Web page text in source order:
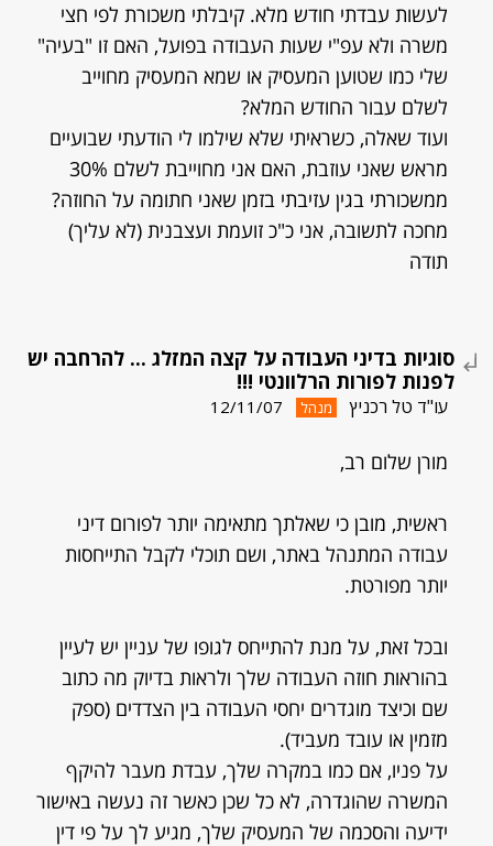
לעשות עבדתי חודש מלא. קיבלתי משכורת לפי חצי
משרה ולא עפ"י שעות העבודה בפועל, האם זו "בעיה"
שלי כמו שטוען המעסיק או שמא המעסיק מחוייב
לשלם עבור החודש המלא?
ועוד שאלה, כשראיתי שלא שילמו לי הודעתי שבועיים
מראש שאני עוזבת, האם אני מחוייבת לשלם 30%
ממשכורתי בגין עזיבתי בזמן שאני חתומה על החוזה?
מחכה לתשובה, אני כ"כ זועמת ועצבנית (לא עליך)
תודה
סוגיות בדיני העבודה על קצה המזלג ... להרחבה יש
לפנות לפורות הרלוונטי !!!
עו"ד טל רכניץ מנהל 12/11/07
מורן שלום רב,
ראשית, מובן כי שאלתך מתאימה יותר לפורום דיני
עבודה המתנהל באתר, ושם תוכלי לקבל התייחסות
יותר מפורטת.
ובכל זאת, על מנת להתייחס לגופו של עניין יש לעיין
בהוראות חוזה העבודה שלך ולראות בדיוק מה כתוב
שם וכיצד מוגדרים יחסי העבודה בין הצדדים (ספק
מזמין או עובד מעביד).
על פניו, אם כמו במקרה שלך, עבדת מעבר להיקף
המשרה שהוגדרה, לא כל שכן כאשר זה נעשה באישור
ידיעה והסכמה של המעסיק שלך, מגיע לך על פי דין